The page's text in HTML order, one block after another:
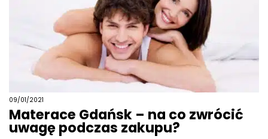
09/01/2021
Materace Gdańsk – na co zwrócić
uwagę podczas zakupu?